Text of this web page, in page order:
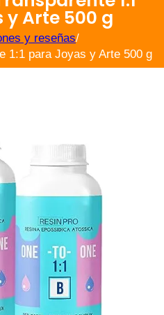
y Arte 500 g
y reseñas/
1:1 para Joyas y Arte 500 g